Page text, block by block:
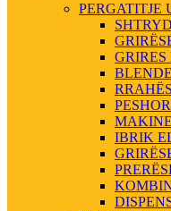
PERGATITJE
IBRIK